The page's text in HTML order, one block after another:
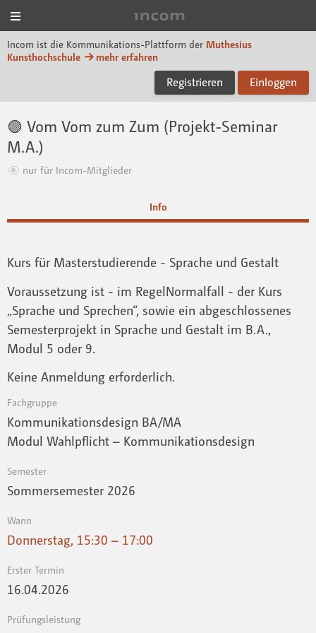
Incom ist die Kommunikations-Plattform der Muthesius
Kunsthochschule
mehr erfahren
Registrieren Einloggen
🟣 Vom Vom zum Zum (Projekt-Seminar
M.A.)
nur für Incom-Mitglieder
Info
Kurs für Masterstudierende - Sprache und Gestalt
Voraussetzung ist - im RegelNormalfall - der Kurs
„Sprache und Sprechen“, sowie ein abgeschlossenes
Semesterprojekt in Sprache und Gestalt im B.A.,
Modul 5 oder 9.
Keine Anmeldung erforderlich.
Fachgruppe
Kommunikationsdesign BA/MA
Modul Wahlpflicht – Kommunikationsdesign
Semester
Sommersemester 2026
Wann
Donnerstag, 15:30 – 17:00
Erster Termin
16.04.2026
Prüfungsleistung